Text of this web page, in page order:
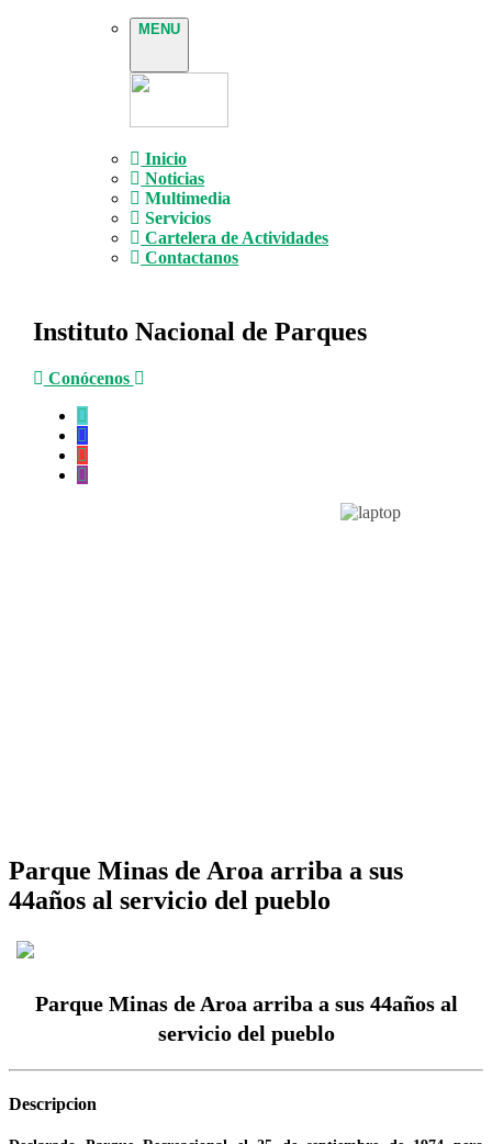
MENU
Inicio
Noticias
Multimedia
Servicios
Cartelera de Actividades
Contactanos
Instituto Nacional de Parques
Conócenos
Parque Minas de Aroa arriba a sus
44años al servicio del pueblo
Parque Minas de Aroa arriba a sus 44años al
servicio del pueblo
Descripcion